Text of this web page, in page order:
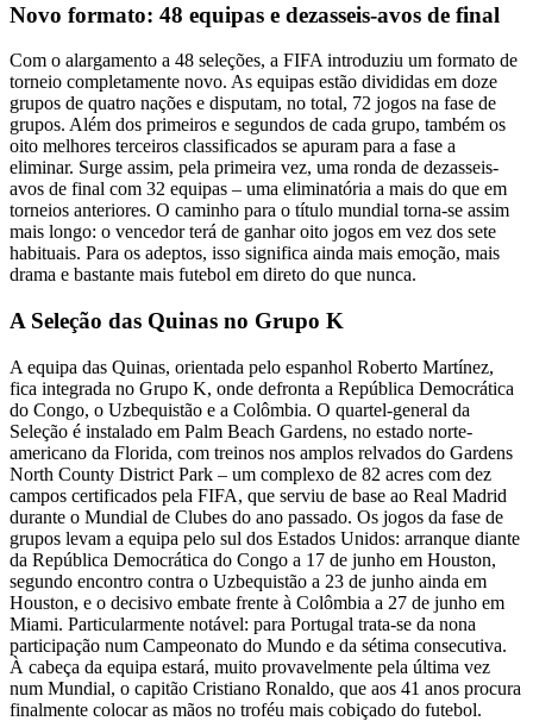
Novo formato: 48 equipas e dezasseis-avos de final
Com o alargamento a 48 seleções, a FIFA introduziu um formato de
torneio completamente novo. As equipas estão divididas em doze
grupos de quatro nações e disputam, no total, 72 jogos na fase de
grupos. Além dos primeiros e segundos de cada grupo, também os
oito melhores terceiros classificados se apuram para a fase a
eliminar. Surge assim, pela primeira vez, uma ronda de dezasseis-
avos de final com 32 equipas – uma eliminatória a mais do que em
torneios anteriores. O caminho para o título mundial torna-se assim
mais longo: o vencedor terá de ganhar oito jogos em vez dos sete
habituais. Para os adeptos, isso significa ainda mais emoção, mais
drama e bastante mais futebol em direto do que nunca.
A Seleção das Quinas no Grupo K
A equipa das Quinas, orientada pelo espanhol Roberto Martínez,
fica integrada no Grupo K, onde defronta a República Democrática
do Congo, o Uzbequistão e a Colômbia. O quartel-general da
Seleção é instalado em Palm Beach Gardens, no estado norte-
americano da Florida, com treinos nos amplos relvados do Gardens
North County District Park – um complexo de 82 acres com dez
campos certificados pela FIFA, que serviu de base ao Real Madrid
durante o Mundial de Clubes do ano passado. Os jogos da fase de
grupos levam a equipa pelo sul dos Estados Unidos: arranque diante
da República Democrática do Congo a 17 de junho em Houston,
segundo encontro contra o Uzbequistão a 23 de junho ainda em
Houston, e o decisivo embate frente à Colômbia a 27 de junho em
Miami. Particularmente notável: para Portugal trata-se da nona
participação num Campeonato do Mundo e da sétima consecutiva.
À cabeça da equipa estará, muito provavelmente pela última vez
num Mundial, o capitão Cristiano Ronaldo, que aos 41 anos procura
finalmente colocar as mãos no troféu mais cobiçado do futebol.